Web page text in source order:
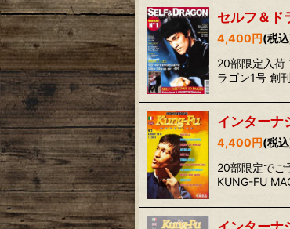
セルフ＆ド
4,400円(税
20部限定入荷
ラゴン1号 創
インターナ
4,400円(税
20部限定でご
KUNG-FU